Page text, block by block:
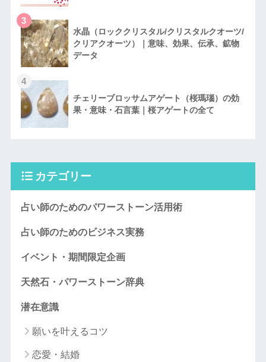
3
水晶（ロッククリスタル/クリスタルクオーツ/
クリアクオーツ）｜意味、効果、伝承、鉱物
データ
4
チェリーブロッサムアゲート（桜瑪瑙）の効
果・意味・石言葉｜桜アゲートの全て
カテゴリー
占い師のためのパワーストーン活用術
占い師のためのビジネス実務
イベント・期間限定企画
天然石・パワーストーン辞典
潜在意識
願いを叶えるコツ
恋愛・結婚